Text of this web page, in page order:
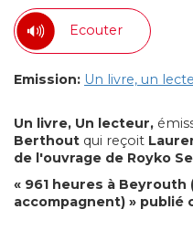
Ecouter
Emission: Un livre, un
Un livre, Un lecteur,
Berthout qui reçoit
de l'ouvrage de Royko
« 961 heures à Beyrouth
accompagnent) » publié